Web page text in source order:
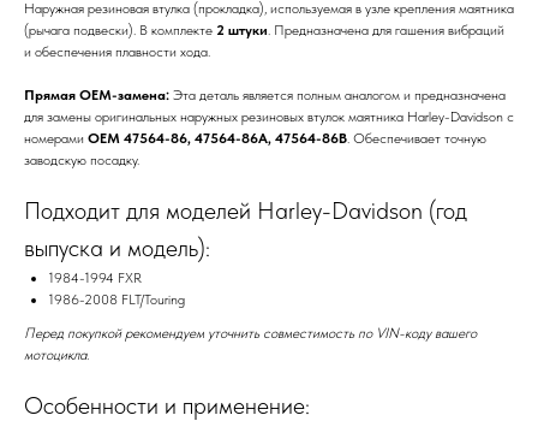
Наружная резиновая втулка (прокладка), используемая в узле крепления маятника
(рычага подвески). В комплекте 2 штуки. Предназначена для гашения вибраций
и обеспечения плавности хода.
Прямая OEM-замена: Эта деталь является полным аналогом и предназначена
для замены оригинальных наружных резиновых втулок маятника Harley-Davidson с
номерами OEM 47564-86, 47564-86A, 47564-86B. Обеспечивает точную
заводскую посадку.
Подходит для моделей Harley-Davidson (год
выпуска и модель):
1984-1994 FXR
1986-2008 FLT/Touring
Перед покупкой рекомендуем уточнить совместимость по VIN-коду вашего
мотоцикла.
Особенности и применение: